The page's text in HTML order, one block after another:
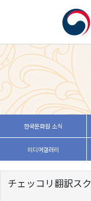
한국문화원 소식
미디어갤러리
チェッコリ翻訳ス